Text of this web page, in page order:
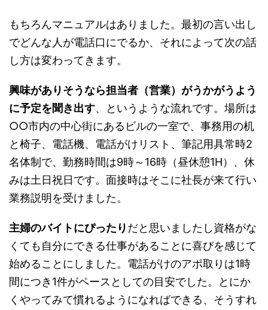
もちろんマニュアルはありました。最初の言い出し
でどんな人が電話口にでるか、それによって次の話
し方は変わってきます。
興味がありそうなら担当者（営業）がうかがうよう
に予定を聞き出す、というような流れです。場所は
○○市内の中心街にある ビルの一室で、事務用の机
と椅子、電話機、電話がけリスト、筆記用具常時2
名体制で、勤務時間は9時～16時（昼休憩1H）、休
みは土日祝日です。面接時はそこに社長が来て行い
業務説明を受けました。
主婦のバイトにぴったりだと思いましたし資格がな
くても自分にできる仕事があることに喜びを感じて
始めることにしました。電話がけのアポ取りは1時
間につき1件がペースとしての目安でした。とにか
くやってみて慣れるようになればできる、そうすれ